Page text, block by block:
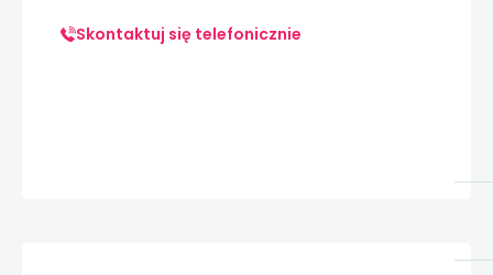
Skontaktuj się telefonicznie